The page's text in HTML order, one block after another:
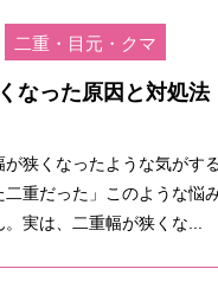
二重・目元・クマ
なった原因と対処法
が狭くなったような気がす
二重だった」このような悩
実は、二重幅が狭くな...